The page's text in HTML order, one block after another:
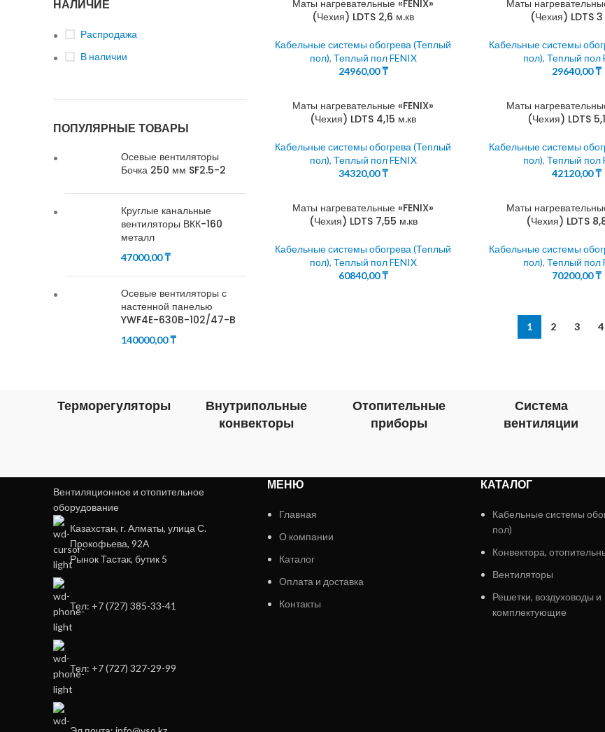
НАЛИЧИЕ
Распродажа
В наличии
ПОПУЛЯРНЫЕ ТОВАРЫ
Осевые вентиляторы
Бочка 250 мм SF2.5-2
Круглые канальные
вентиляторы ВКК-160
металл
47000,00₸
Осевые вентиляторы с
настенной панелью
YWF4E-630B-102/47-B
140000,00₸
Маты нагревательные «FENIX»
(Чехия) LDTS 2,6 м.кв
Кабельные системы обогрева (Теплый
пол), Теплый пол FENIX
24960,00₸
Маты
(Чехия) LDTS 3
Кабельные системы
пол),Теплый пол
29640,00₸
Маты нагревательные «FENIX»
(Чехия) LDTS 4,15 м.кв
Кабельные системы обогрева (Теплый
пол), Теплый пол FENIX
34320,00₸
Маты
(Чехия) LDTS
Кабельные системы
пол),Теплый пол
42120,00₸
Маты нагревательные «FENIX»
(Чехия) LDTS 7,55 м.кв
Кабельные системы обогрева (Теплый
пол), Теплый пол FENIX
60840,00₸
Маты
(Чехия) LDTS
Кабельные системы
пол),Теплый пол
70200,00₸
1 2 3 4
Терморегуляторы
Внутрипольные
конвекторы
Отопительные
приборы
Система
вентиляции
Вентиляционное и отопительное
оборудование
Казахстан, г. Алматы, улица С.
Прокофьева, 92А
Рынок Тастак, бутик 5
Тел: +7 (727) 385-33-41
Тел: +7 (727) 327-29-99
МЕНЮ
Главная
О компании
Каталог
Оплата и доставка
Контакты
КАТАЛОГ
Кабельные системы
пол)
Конвектора,
Вентиляторы
Решетки, воздуховоды и
комплектующие